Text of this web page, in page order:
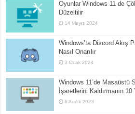
Oyunlar Windows 11 de
Düzeltilir
14 Mayıs 2024
Windows’ta Discord Akış
Nasıl Onarılır
3 Ocak 2024
Windows 11’de Masaüstü
İşaretlerini Kaldırmanın 10
6 Aralık 2023